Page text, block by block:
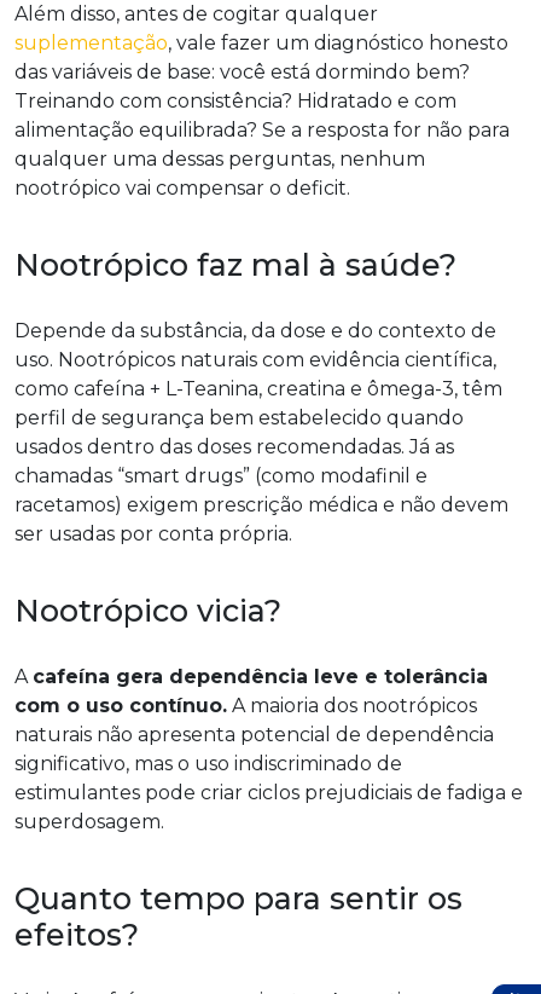
Além disso, antes de cogitar qualquer
suplementação, vale fazer um diagnóstico honesto
das variáveis de base: você está dormindo bem?
Treinando com consistência? Hidratado e com
alimentação equilibrada? Se a resposta for não para
qualquer uma dessas perguntas, nenhum
nootrópico vai compensar o deficit.
Nootrópico faz mal à saúde?
Depende da substância, da dose e do contexto de
uso. Nootrópicos naturais com evidência científica,
como cafeína + L-Teanina, creatina e ômega-3, têm
perfil de segurança bem estabelecido quando
usados dentro das doses recomendadas. Já as
chamadas “smart drugs” (como modafinil e
racetamos) exigem prescrição médica e não devem
ser usadas por conta própria.
Nootrópico vicia?
A cafeína gera dependência leve e tolerância
com o uso contínuo. A maioria dos nootrópicos
naturais não apresenta potencial de dependência
significativo, mas o uso indiscriminado de
estimulantes pode criar ciclos prejudiciais de fadiga e
superdosagem.
Quanto tempo para sentir os
efeitos?